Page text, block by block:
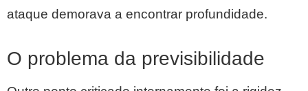
ataque demorava a encontrar profundidade.
O problema da previsibilidade